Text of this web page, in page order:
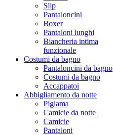
Slip
Pantaloncini
Boxer
Pantaloni lunghi
Biancheria intima
funzionale
Costumi da bagno
Pantaloncini da bagno
Costumi da bagno
Accappatoi
Abbigliamento da notte
Pigiama
Camicie da notte
Camicie
Pantaloni